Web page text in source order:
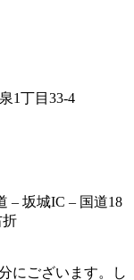
1丁目33-4
– 坂城IC – 国道18
折
にございます。し